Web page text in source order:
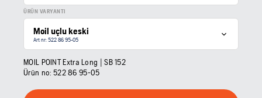
ÜRÜN VARYANTI
Moil uçlu keski
Art nr: 522 86 95‑05
MOIL POINT Extra Long | SB 152
Ürün no: 522 86 95‑05